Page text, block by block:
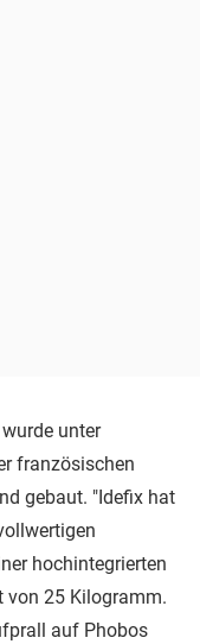
unter
französischen
gebaut. "Idefix hat
hochintegrierten
von 25 Kilogramm.
auf Phobos